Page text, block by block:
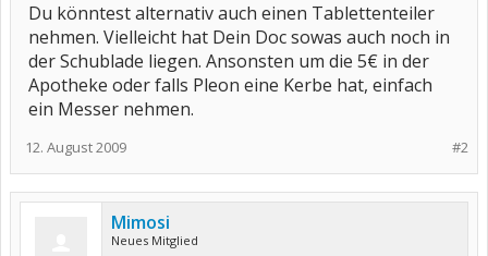
Du könntest alternativ auch einen Tablettenteiler
nehmen. Vielleicht hat Dein Doc sowas auch noch in
der Schublade liegen. Ansonsten um die 5€ in der
Apotheke oder falls Pleon eine Kerbe hat, einfach
ein Messer nehmen.
#2
12. August 2009
Mimosi
Neues Mitglied